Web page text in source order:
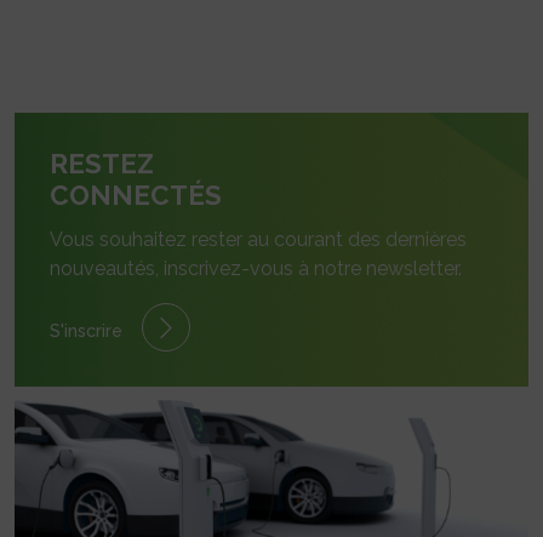
RESTEZ
CONNECTÉS
Vous souhaitez rester au courant des dernières
nouveautés, inscrivez-vous à notre newsletter.
S'inscrire